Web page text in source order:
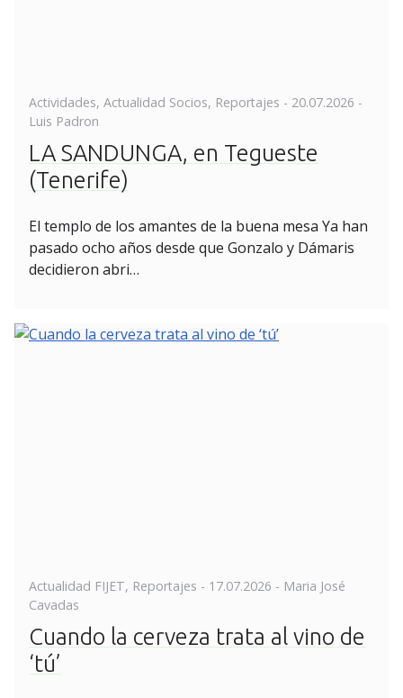
Actividades, Actualidad Socios, Reportajes - Posted
20.07.2026 -
Luis Padron
LA SANDUNGA, en Tegueste
(Tenerife)
El templo de los amantes de la buena mesa Ya han
pasado ocho años desde que Gonzalo y Dámaris
decidieron abri…
Actualidad FIJET, Reportajes - Posted
17.07.2026 - Maria José
Cavadas
Cuando la cerveza trata al vino de
‘tú’